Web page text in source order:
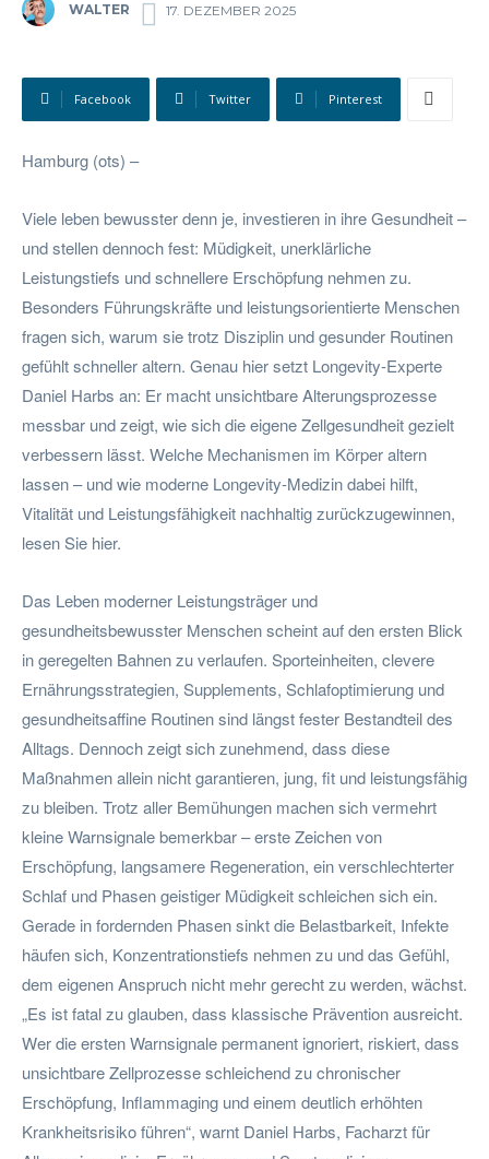
WALTER 17. DEZEMBER 2025
Facebook Twitter Pinterest
Hamburg (ots) –
Viele leben bewusster denn je, investieren in ihre Gesundheit –
und stellen dennoch fest: Müdigkeit, unerklärliche
Leistungstiefs und schnellere Erschöpfung nehmen zu.
Besonders Führungskräfte und leistungsorientierte Menschen
fragen sich, warum sie trotz Disziplin und gesunder Routinen
gefühlt schneller altern. Genau hier setzt Longevity-Experte
Daniel Harbs an: Er macht unsichtbare Alterungsprozesse
messbar und zeigt, wie sich die eigene Zellgesundheit gezielt
verbessern lässt. Welche Mechanismen im Körper altern
lassen – und wie moderne Longevity-Medizin dabei hilft,
Vitalität und Leistungsfähigkeit nachhaltig zurückzugewinnen,
lesen Sie hier.
Das Leben moderner Leistungsträger und
gesundheitsbewusster Menschen scheint auf den ersten Blick
in geregelten Bahnen zu verlaufen. Sporteinheiten, clevere
Ernährungsstrategien, Supplements, Schlafoptimierung und
gesundheitsaffine Routinen sind längst fester Bestandteil des
Alltags. Dennoch zeigt sich zunehmend, dass diese
Maßnahmen allein nicht garantieren, jung, fit und leistungsfähig
zu bleiben. Trotz aller Bemühungen machen sich vermehrt
kleine Warnsignale bemerkbar – erste Zeichen von
Erschöpfung, langsamere Regeneration, ein verschlechterter
Schlaf und Phasen geistiger Müdigkeit schleichen sich ein.
Gerade in fordernden Phasen sinkt die Belastbarkeit, Infekte
häufen sich, Konzentrationstiefs nehmen zu und das Gefühl,
dem eigenen Anspruch nicht mehr gerecht zu werden, wächst.
„Es ist fatal zu glauben, dass klassische Prävention ausreicht.
Wer die ersten Warnsignale permanent ignoriert, riskiert, dass
unsichtbare Zellprozesse schleichend zu chronischer
Erschöpfung, Inflammaging und einem deutlich erhöhten
Krankheitsrisiko führen“, warnt Daniel Harbs, Facharzt für